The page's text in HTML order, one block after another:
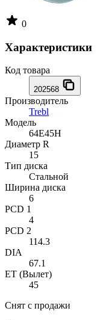
0
Характеристики
Код товара
202568
Производитель
Trebl
Модель
64E45H
Диаметр R
15
Тип диска
Стальной
Ширина диска
6
PCD 1
4
PCD 2
114.3
DIA
67.1
ET (Вылет)
45
Снят с продажи